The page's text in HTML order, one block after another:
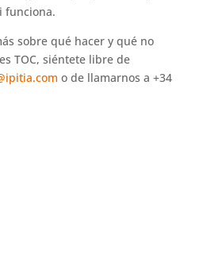
funciona.
sobre qué hacer y qué no
TOC, siéntete libre de
o de llamarnos a +34